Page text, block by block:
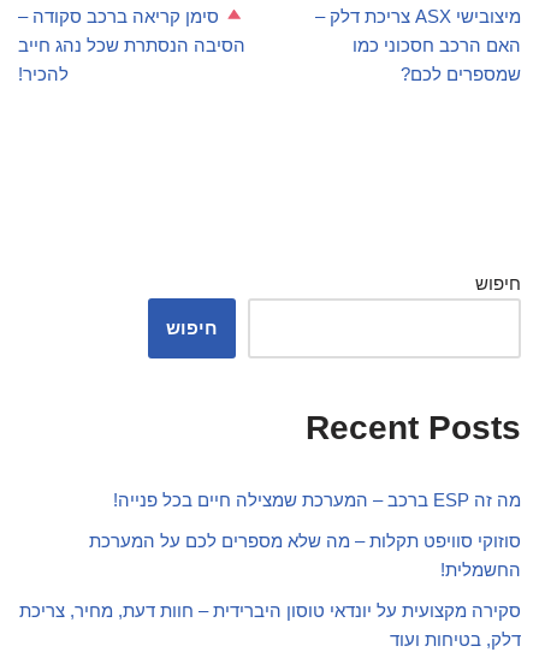
מיצובישי ASX צריכת דלק –
האם הרכב חסכוני כמו
שמספרים לכם?
סימן קריאה ברכב סקודה –
הסיבה הנסתרת שכל נהג חייב
להכיר!
חיפוש
חיפוש
Recent Posts
מה זה ESP ברכב – המערכת שמצילה חיים בכל פנייה!
סוזוקי סוויפט תקלות – מה שלא מספרים לכם על המערכת
החשמלית!
סקירה מקצועית על יונדאי טוסון היברידית – חוות דעת, מחיר, צריכת
דלק, בטיחות ועוד